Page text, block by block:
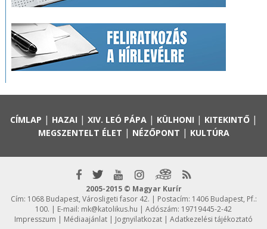
CÍMLAP | HAZAI | XIV. LEÓ PÁPA| KÜLHONI | KITEKINTŐ|
MEGSZENTELT ÉLET | NÉZŐPONT | KULTÚRA
2005-2015 © Magyar Kurír
Cím: 1068 Budapest, Városligeti fasor 42. | Postacím: 1406 Budapest, Pf.:
100. | E-mail: mk@katolikus.hu | Adószám: 19719445-2-42
Impresszum | Médiaajánlat | Jognyilatkozat | Adatkezelési tájékoztató